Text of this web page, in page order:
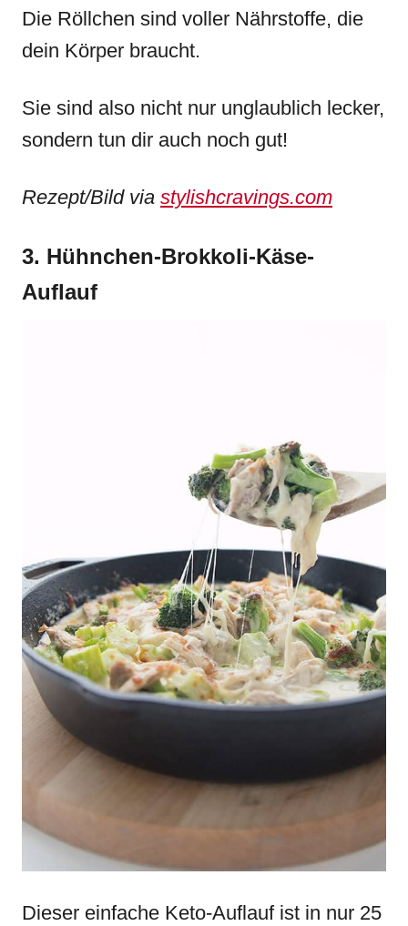
Die Röllchen sind voller Nährstoffe, die
dein Körper braucht.
Sie sind also nicht nur unglaublich lecker,
sondern tun dir auch noch gut!
Rezept/Bild via stylishcravings.com
3. Hühnchen-Brokkoli-Käse-
Auflauf
Dieser einfache Keto-Auflauf ist in nur 25